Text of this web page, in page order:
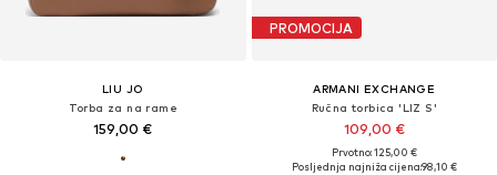
LIU JO
Torba za na rame
159,00 €
PROMOCIJA
ARMANI EXCHANGE
Ručna torbica 'LIZ S'
109,00 €
Prvotno: 125,00 €
Posljednja najniža cijena:98,10 €